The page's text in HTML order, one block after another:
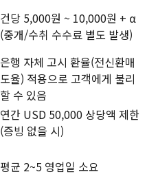
건당 5,000원 ~ 10,000원 + α
(중개/수취 수수료 별도 발생)
은행 자체 고시 환율(전신환매
도율) 적용으로 고객에게 불리
할 수 있음
연간 USD 50,000 상당액 제한
(증빙 없을 시)
평균 2~5 영업일 소요